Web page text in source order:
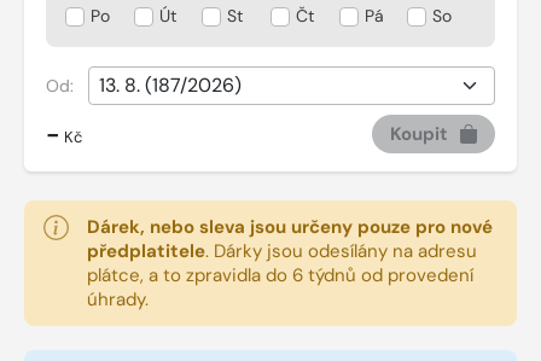
Po
Út St Čt Pá So
Od:
- Kč Koupit
Dárek, nebo sleva jsou určeny pouze pro nové
předplatitele. Dárky jsou odesílány na adresu
plátce, a to zpravidla do 6 týdnů od provedení
úhrady.